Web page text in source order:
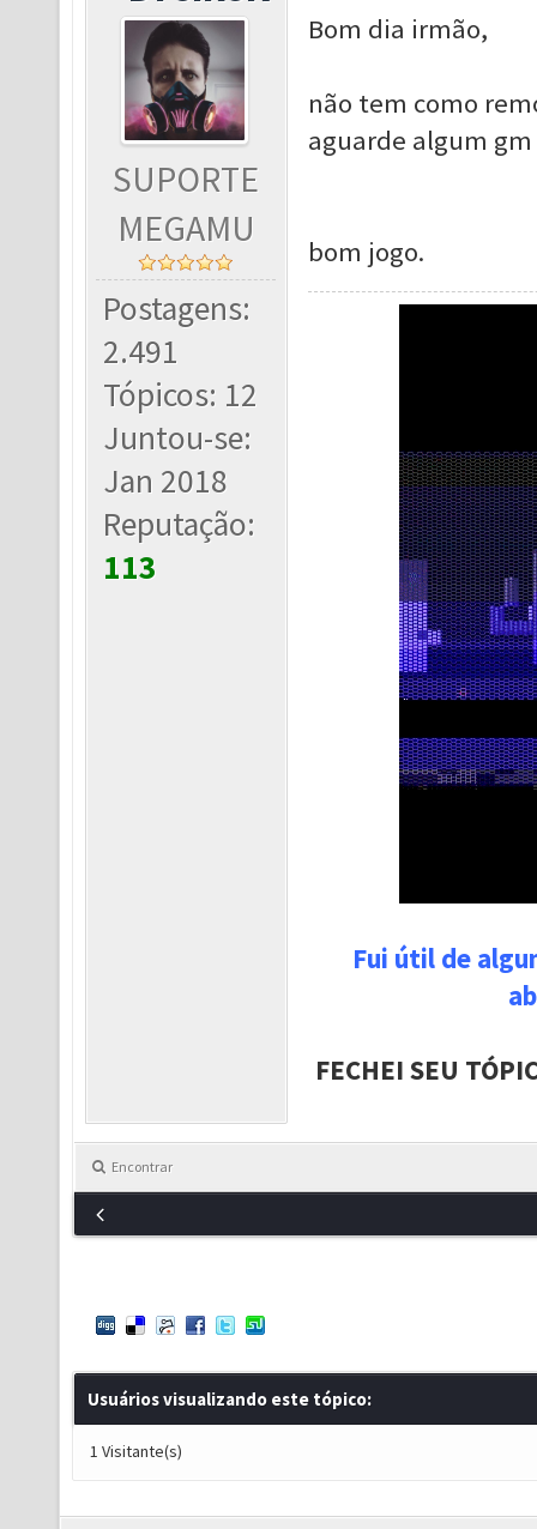
SUPORTE
MEGAMU
Postagens:
2.491
Tópicos: 12
Juntou-se:
Jan 2018
Reputação:
113
Bom dia irmão,
não tem como
aguarde algum
bom jogo.
Fui útil de
FECHEI SEU
Encontrar
Usuários visualizando este tópico:
1 Visitante(s)